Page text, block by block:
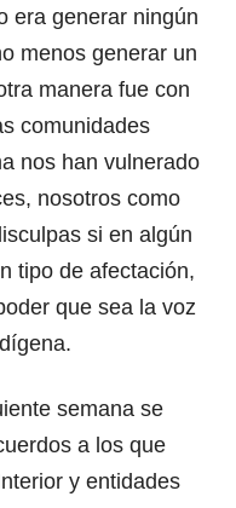
era generar ningún
menos generar un
manera fue con
comunidades
nos han vulnerado
nosotros como
si en algún
tipo de afectación,
que sea la voz
semana se
a los que
y entidades